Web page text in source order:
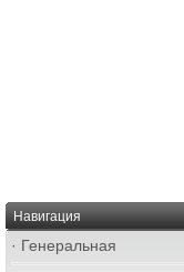
Навигация
· Генеральная